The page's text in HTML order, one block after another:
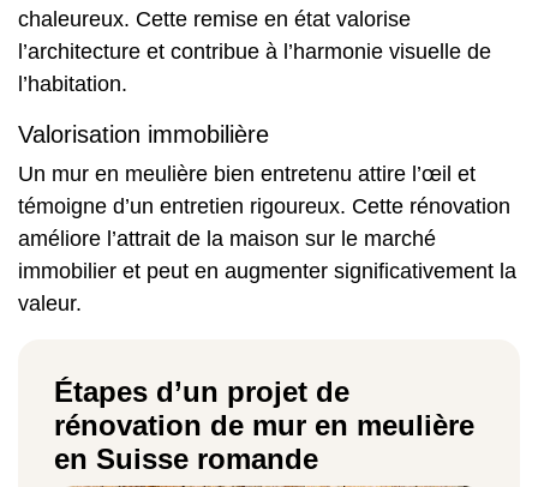
chaleureux. Cette remise en état valorise
l’architecture et contribue à l’harmonie visuelle de
l’habitation.
Valorisation immobilière
Un mur en meulière bien entretenu attire l’œil et
témoigne d’un entretien rigoureux. Cette rénovation
améliore l’attrait de la maison sur le marché
immobilier et peut en augmenter significativement la
valeur.
Étapes d’un projet de
rénovation de mur en meulière
en Suisse romande